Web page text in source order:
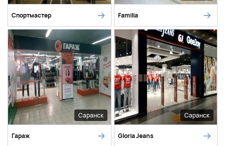
Спортмастер Familia
Саранск
Гараж
Саранск
Gloria Jeans